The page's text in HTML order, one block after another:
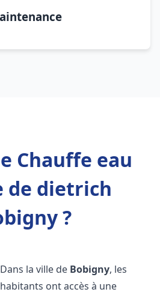
Chauffe eau
de dietrich
?
Dans la ville de Bobigny, les
habitants ont accès à une